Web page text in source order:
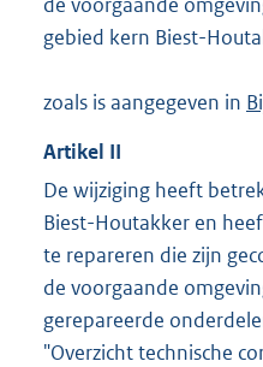
de voorgaande
gebied kern Biest-
zoals is aangegeven in
Artikel II
De wijziging heeft
Biest-Houtakker en
te repareren die zijn
de voorgaande
gerepareerde
"Overzicht technische